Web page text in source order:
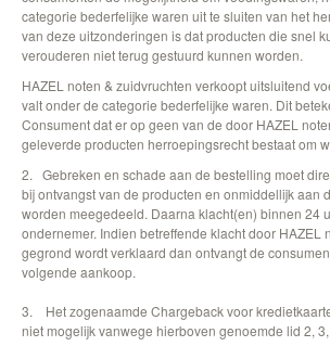
categorie bederfelijke waren uit te sluiten van het
van deze uitzonderingen is dat producten die snel
verouderen niet terug gestuurd kunnen worden.
HAZEL noten & zuidvruchten verkoopt uitsluitend
valt onder de categorie bederfelijke waren. Dit
Consument dat er op geen van de door HAZEL
geleverde producten herroepingsrecht bestaat om
2. Gebreken en schade aan de bestelling moet
bij ontvangst van de producten en onmiddellijk aan
worden meegedeeld. Daarna klacht(en) binnen 24
ondernemer. Indien betreffende klacht door HAZEL
gegrond wordt verklaard dan ontvangt de
volgende aankoop.
3. Het zogenaamde Chargeback voor
niet mogelijk vanwege hierboven genoemde lid 2,